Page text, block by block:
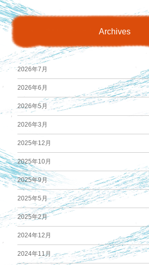
Archives
2026年7月
2026年6月
2026年5月
2026年3月
2025年12月
2025年10月
2025年9月
2025年5月
2025年2月
2024年12月
2024年11月